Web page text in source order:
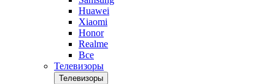
Huawei
Xiaomi
Honor
Realme
Все
Телевизоры
Телевизоры